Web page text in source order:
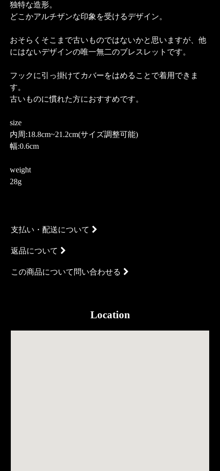
独特な造形。
どこかアルチザンな印象を受けるデザイン。
おそらくそこまで古いものではないかと思いますが、他
にはないデザインの唯一無二のブレスレットです。
フックに引っ掛けてカバーをはめることで着用できま
す。
古いものに慣れた方におすすめです。
size
内周:18.8cm~21.2cm(サイズ調整可能)
幅:0.6cm
weight
28g
支払い・配送について
返品について
この商品について問い合わせる
Location